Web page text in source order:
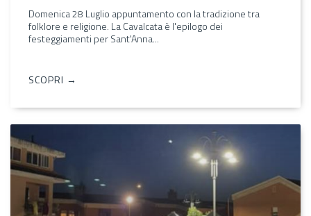
Domenica 28 Luglio appuntamento con la tradizione tra
folklore e religione. La Cavalcata è l'epilogo dei
festeggiamenti per Sant'Anna...
SCOPRI →